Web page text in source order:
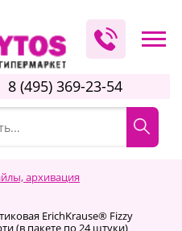
8 (495) 369-23-54
архивация
ErichKrause® Fizzy
(в пакете по 24 штуки)